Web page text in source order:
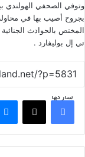
وتوفي الصحفي الهولندي
المختص بالحوادث
تي إل بوليفارد .
شاركهافيسبوك ‫X